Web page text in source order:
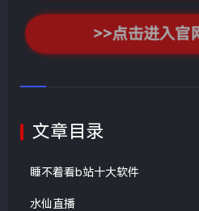
>>点击进入官
文章目录
睡不着看b站十大软件
水仙直播